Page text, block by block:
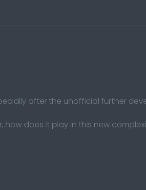
after the unofficial further
does it play in this new